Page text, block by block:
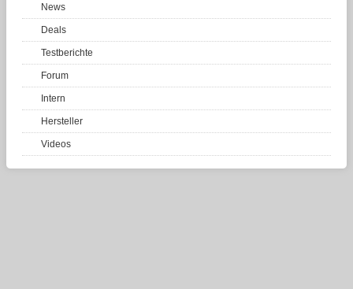
News
Deals
Testberichte
Forum
Intern
Hersteller
Videos